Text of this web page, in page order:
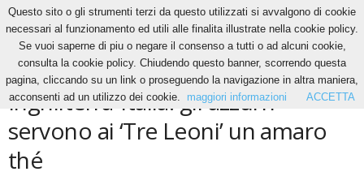
News Inghilterra-Italia: gli azzurri servono ai ‘Tre Leoni’ un amaro thé
NEWS
Inghilterra-Italia: gli azzurri
servono ai ‘Tre Leoni’ un amaro
thé
Questo sito o gli strumenti terzi da questo utilizzati si avvalgono di cookie
necessari al funzionamento ed utili alle finalita illustrate nella cookie policy.
Se vuoi saperne di piu o negare il consenso a tutti o ad alcuni cookie,
consulta la cookie policy. Chiudendo questo banner, scorrendo questa
pagina, cliccando su un link o proseguendo la navigazione in altra maniera,
acconsenti ad un utilizzo dei cookie.
maggiori informazioni ACCETTA